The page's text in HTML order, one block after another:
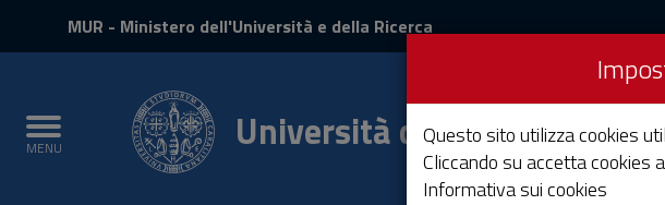
MUR - Ministero dell'Università e della Ricerca
Toggle
navigation
MENU Università degli Studi di
Questo sito utilizza cookies
Cliccando su accetta cookies
Informativa sui cookies